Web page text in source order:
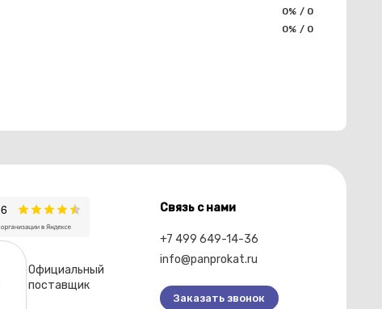
0% / 0
0% / 0
Официальный
поставщик
Связь с нами
+7 499 649-14-36
info@panprokat.ru
Заказать звонок